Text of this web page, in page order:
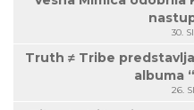
30.
Truth ≠ Tribe
albuma
26.